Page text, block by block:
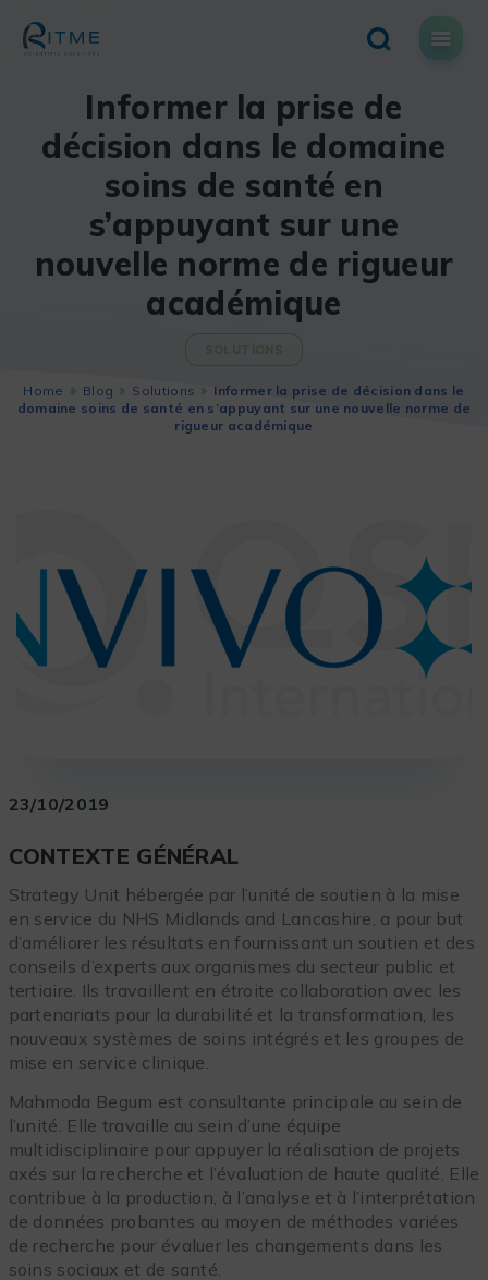
content
Informer la prise de
décision dans le domaine
soins de santé en
s’appuyant sur une
nouvelle norme de rigueur
académique
SOLUTIONS
Home Blog Solutions
Informer la prise de décision dans le
domaine soins de santé en s’appuyant sur une nouvelle norme de
rigueur académique
23/10/2019
CONTEXTE GÉNÉRAL
Strategy Unit hébergée par l’unité de soutien à la mise
en service du NHS Midlands and Lancashire, a pour but
d’améliorer les résultats en fournissant un soutien et des
conseils d’experts aux organismes du secteur public et
tertiaire. Ils travaillent en étroite collaboration avec les
partenariats pour la durabilité et la transformation, les
nouveaux systèmes de soins intégrés et les groupes de
mise en service clinique.
Mahmoda Begum est consultante principale au sein de
l’unité. Elle travaille au sein d’une équipe
multidisciplinaire pour appuyer la réalisation de projets
axés sur la recherche et l’évaluation de haute qualité. Elle
contribue à la production, à l’analyse et à l’interprétation
de données probantes au moyen de méthodes variées
de recherche pour évaluer les changements dans les
soins sociaux et de santé.